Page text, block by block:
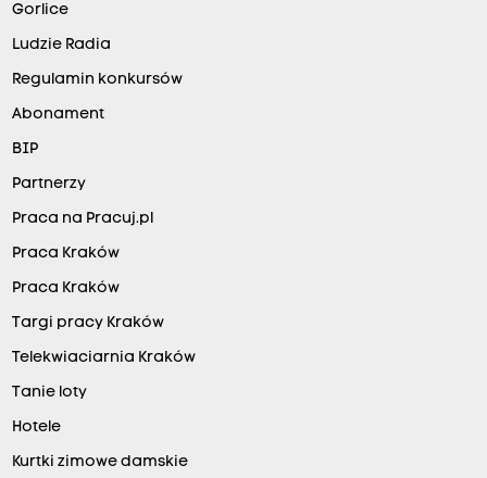
Gorlice
Ludzie Radia
Regulamin konkursów
Abonament
BIP
Partnerzy
Praca na Pracuj.pl
Praca Kraków
Praca Kraków
Targi pracy Kraków
Telekwiaciarnia Kraków
Tanie loty
Hotele
Kurtki zimowe damskie